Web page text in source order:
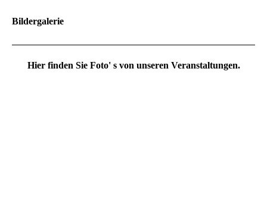
Bildergalerie
Hier finden Sie Foto' s von unseren Veranstaltungen.